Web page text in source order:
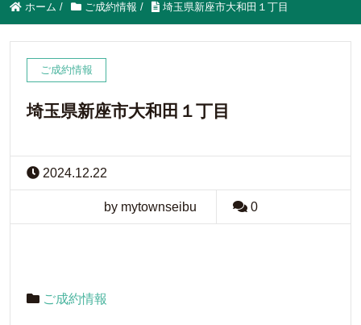
ホーム / ご成約情報 / 埼玉県新座市大和田１丁目
ご成約情報
埼玉県新座市大和田１丁目
2024.12.22
by mytownseibu 0
ご成約情報